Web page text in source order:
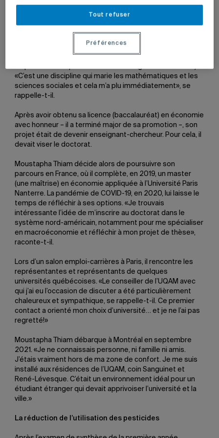
Sénégal, France, Canada
découvert les sciences économiques lors de son
baccalauréat au Sénégal (généralement reconnu comme
«C’est une discipline qui marie les mathématiques et les
sciences sociales et cela m’a plu immédiatement», se
rappelle-t-il.
Après avoir obtenu sa licence (baccalauréat) en économie
avec honneur – il a terminé major de sa promotion –, son
projet était de devenir enseignant-chercheur. Pour cela, il
devait viser le doctorat.
Moustapha Thiam décide alors de poursuivre son
parcours en France, où il complète, en 2019, un master
(une maîtrise) en économie appliquée à l’Université Paris
Nanterre. La pandémie de COVID-19, en 2020, lui laisse le
temps de réfléchir à ses options. «Je trouvais
intéressante l’idée de m’inscrire au doctorat dans le
système nord-américain, notamment pour me spécialiser
en macroéconomie et réfléchir à mon projet de thèse»,
raconte-t-il.
Lors d’un salon emploi-carrières à Paris, il rencontre les
représentantes et représentants de quelques
universités québécoises. «Le conseiller de l’UQAM avec
qui j’ai eu l’occasion de discuter a été particulièrement
chaleureux et sympathique, se rappelle-t-il. Ce premier
contact a orienté mon choix d’université… et je ne l’ai pas
regretté!»
Moustapha Thiam débarque à Montréal en septembre
2021. «Je ne connaissais personne, ni famille ni amis.
J’étais vraiment hors de ma zone de confort. Je me suis
installé aux résidences de l’UQAM, coin Sanguinet et
René-Lévesque. C’était un environnement idéal pour un
étudiant étranger qui devait apprivoiser l’université et la
ville.»
La réduction de l’utilisation des pesticides
Tout refuser
Préférences